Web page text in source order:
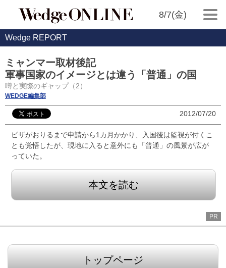
8/7(金)
Wedge REPORT
ミャンマー取材後記
軍事国家のイメージとは違う「普通」の国
噂と実際のギャップ（2）
WEDGE編集部
2012/07/20
ビザがおりるまで申請から1カ月かかり、入国後は監視が付くこ
とも覚悟したが、現地に入ると意外にも「普通」の風景が広が
っていた。
本文を読む
PR
トップページ